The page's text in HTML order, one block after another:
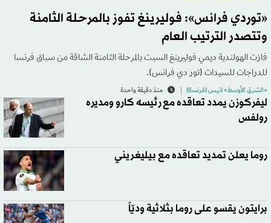
«توردي فرانس»: فوليرينغ تفوز بالمرحلة الثامنة
وتتصدر الترتيب العام
فازت الهولندية ديمي فوليرينغ السبت بالمرحلة الثامنة الشاقة من سباق فرنسا
للدراجات للسيدات (تور دي فرانس).
«الشرق الأوسط» (نيس (فرنسا)) منذ دقيقة واحدة
ليفركوزن يمدد تعاقده مع رئيسه كارو ومديره
رولفس
روما يعلن تمديد تعاقده مع بيليغريني
برايتون يقسو على روما بثلاثية وديّاً